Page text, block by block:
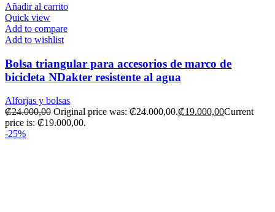
Añadir al carrito
Quick view
Add to compare
Add to wishlist
Bolsa triangular para accesorios de marco de
bicicleta NDakter resistente al agua
Alforjas y bolsas
₡24.000,00 Original price was: ₡24.000,00.₡19.000,00Current
price is: ₡19.000,00.
-25%